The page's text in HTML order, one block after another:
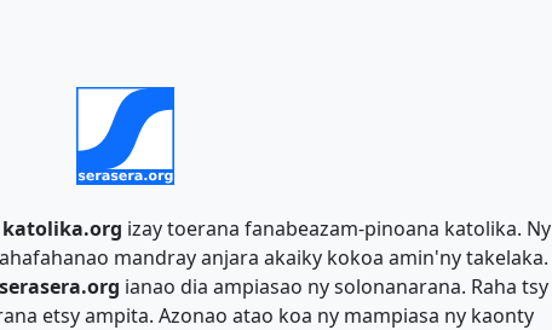
katolika.org izay toerana fanabeazam-pinoana katolika. Ny
mandray anjara akaiky kokoa amin'ny takelaka.
serasera.org ianao dia ampiasao ny solonanarana. Raha tsy
etsy ampita. Azonao atao koa ny mampiasa ny kaonty